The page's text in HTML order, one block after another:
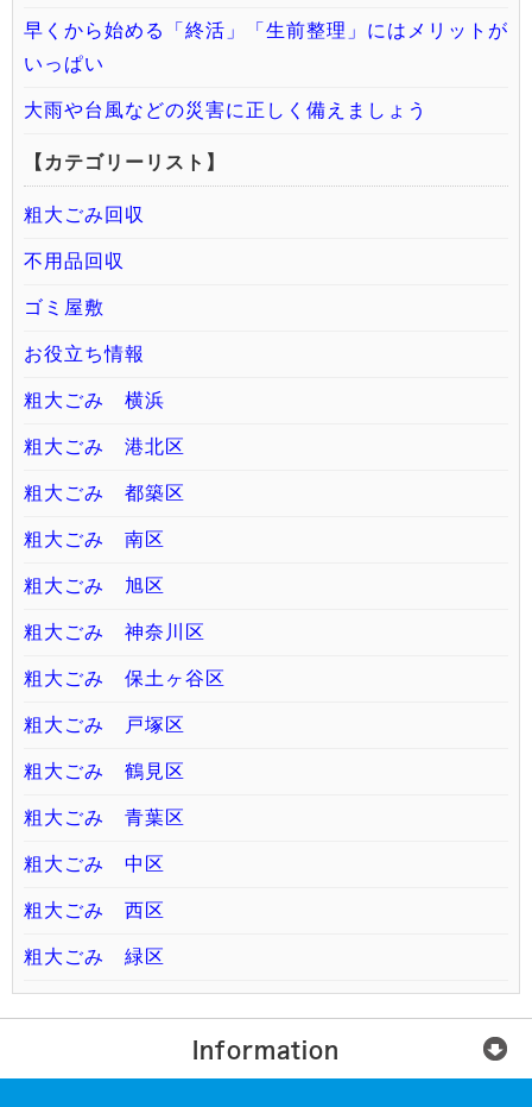
早くから始める「終活」「生前整理」にはメリットが
いっぱい
大雨や台風などの災害に正しく備えましょう
【カテゴリーリスト】
粗大ごみ回収
不用品回収
ゴミ屋敷
お役立ち情報
粗大ごみ 横浜
粗大ごみ 港北区
粗大ごみ 都築区
粗大ごみ 南区
粗大ごみ 旭区
粗大ごみ 神奈川区
粗大ごみ 保土ヶ谷区
粗大ごみ 戸塚区
粗大ごみ 鶴見区
粗大ごみ 青葉区
粗大ごみ 中区
粗大ごみ 西区
粗大ごみ 緑区
Information